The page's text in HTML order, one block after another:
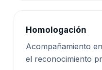
Homologación
Acompañamiento
el reconocimiento